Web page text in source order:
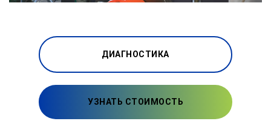
ДИАГНОСТИКА
УЗНАТЬ СТОИМОСТЬ